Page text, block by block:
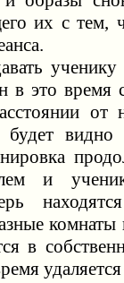
их с тем,
в это время
от
и
комнаты
в